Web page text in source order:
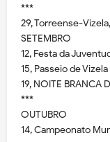
***
29, Torreense-
SETEMBRO
12, Festa da
15, Passeio de
19, NOITE BRANCA
***
OUTUBRO
14, Campeonato